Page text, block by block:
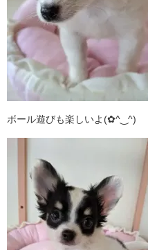
ボール遊びも楽しいよ(✿^‿^)